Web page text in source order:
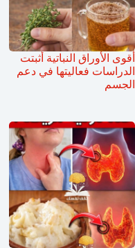
أقوى الأوراق النباتية أثبتت
الدراسات فعاليتها في دعم
الجسم